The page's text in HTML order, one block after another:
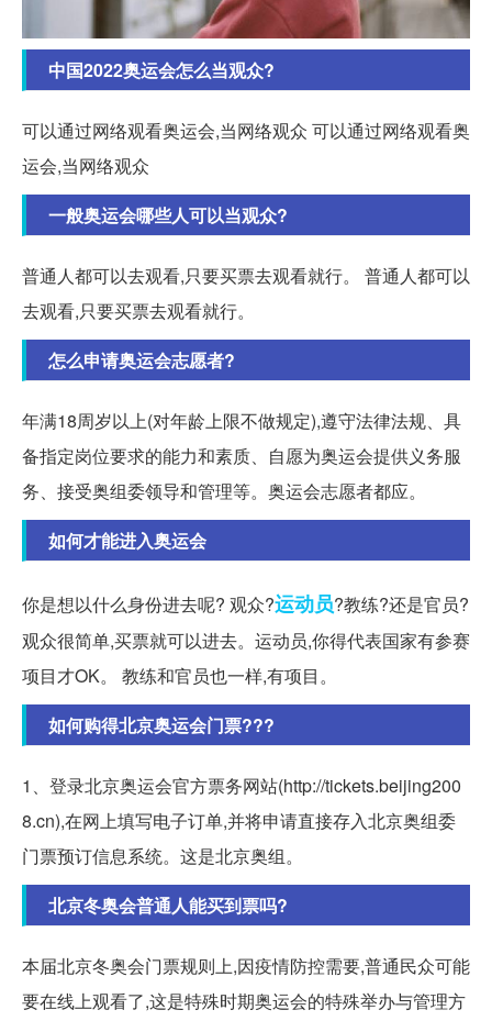
中国2022奥运会怎么当观众?
可以通过网络观看奥运会,当网络观众 可以通过网络观看奥
运会,当网络观众
一般奥运会哪些人可以当观众?
普通人都可以去观看,只要买票去观看就行。 普通人都可以
去观看,只要买票去观看就行。
怎么申请奥运会志愿者?
年满18周岁以上(对年龄上限不做规定),遵守法律法规、具
备指定岗位要求的能力和素质、自愿为奥运会提供义务服
务、接受奥组委领导和管理等。奥运会志愿者都应。
如何才能进入奥运会
你是想以什么身份进去呢? 观众?运动员?教练?还是官员?
观众很简单,买票就可以进去。运动员,你得代表国家有参赛
项目才OK。 教练和官员也一样,有项目。
如何购得北京奥运会门票???
1、登录北京奥运会官方票务网站(http://tickets.beijing200
8.cn),在网上填写电子订单,并将申请直接存入北京奥组委
门票预订信息系统。这是北京奥组。
北京冬奥会普通人能买到票吗?
本届北京冬奥会门票规则上,因疫情防控需要,普通民众可能
要在线上观看了,这是特殊时期奥运会的特殊举办与管理方